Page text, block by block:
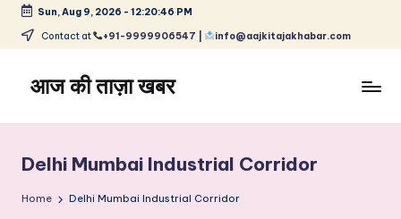
Skip
content
Sun, Aug 9, 2026 - 12:20:46 PM
Contact at +91-9999906547 | info@aajkitajakhabar.com
आज की ताज़ा खबर
ताज़ा
समाचार
–
Delhi Mumbai Industrial Corridor
Home Delhi Mumbai Industrial Corridor